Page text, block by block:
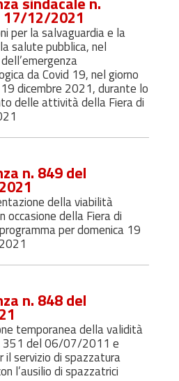
17/12/2021
per la salvaguardia e la
salute pubblica, nel
da Covid 19, nel giorno
dicembre 2021, durante lo
delle attività della Fiera di
n. 849 del
della viabilità
occasione della Fiera di
per domenica 19
n. 848 del
temporanea della validità
351 del 06/07/2011 e
il servizio di spazzatura
l’ausilio di spazzatrici